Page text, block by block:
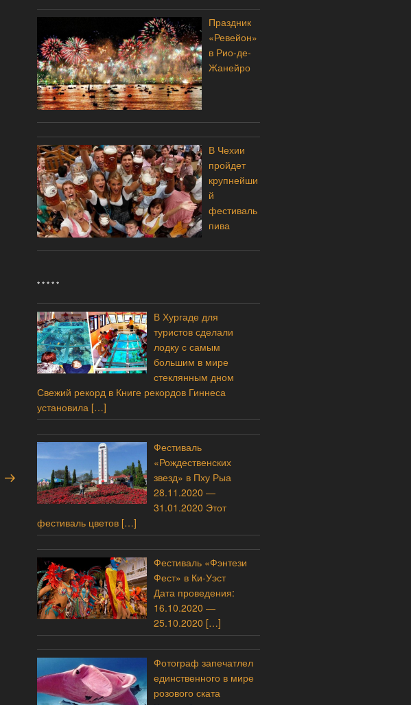
Следующая
запись
Праздник
«Ревейон»
в Рио-де-
Жанейро
В Чехии
пройдет
крупнейши
й
фестиваль
пива
* * * * *
В Хургаде для
туристов сделали
лодку с самым
большим в мире
стеклянным дном
Свежий рекорд в Книге рекордов Гиннеса
установила […]
Фестиваль
«Рождественских
звезд» в Пху Рыа
28.11.2020 —
31.01.2020 Этот
фестиваль цветов […]
Фестиваль «Фэнтези
Фест» в Ки-Уэст
Дата проведения:
16.10.2020 —
25.10.2020 […]
Фотограф запечатлел
единственного в мире
розового ската